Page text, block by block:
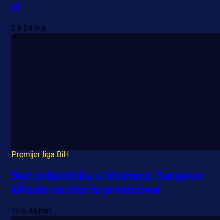
u!
2 h 24 min
Premijer liga BiH
Bez pobjednika u Mostaru: Sarajevo
kiksalo na startu prvenstva!
15 h 44 min